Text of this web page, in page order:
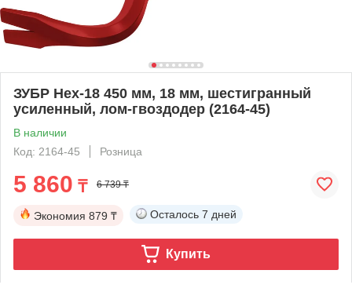
ЗУБР Hex-18 450 мм, 18 мм, шестигранный
усиленный, лом-гвоздодер (2164-45)
В наличии
Код: 2164-45
Розница
5 860 ₸ 6 739 ₸
Экономия 879 ₸ Осталось 7 дней
Купить